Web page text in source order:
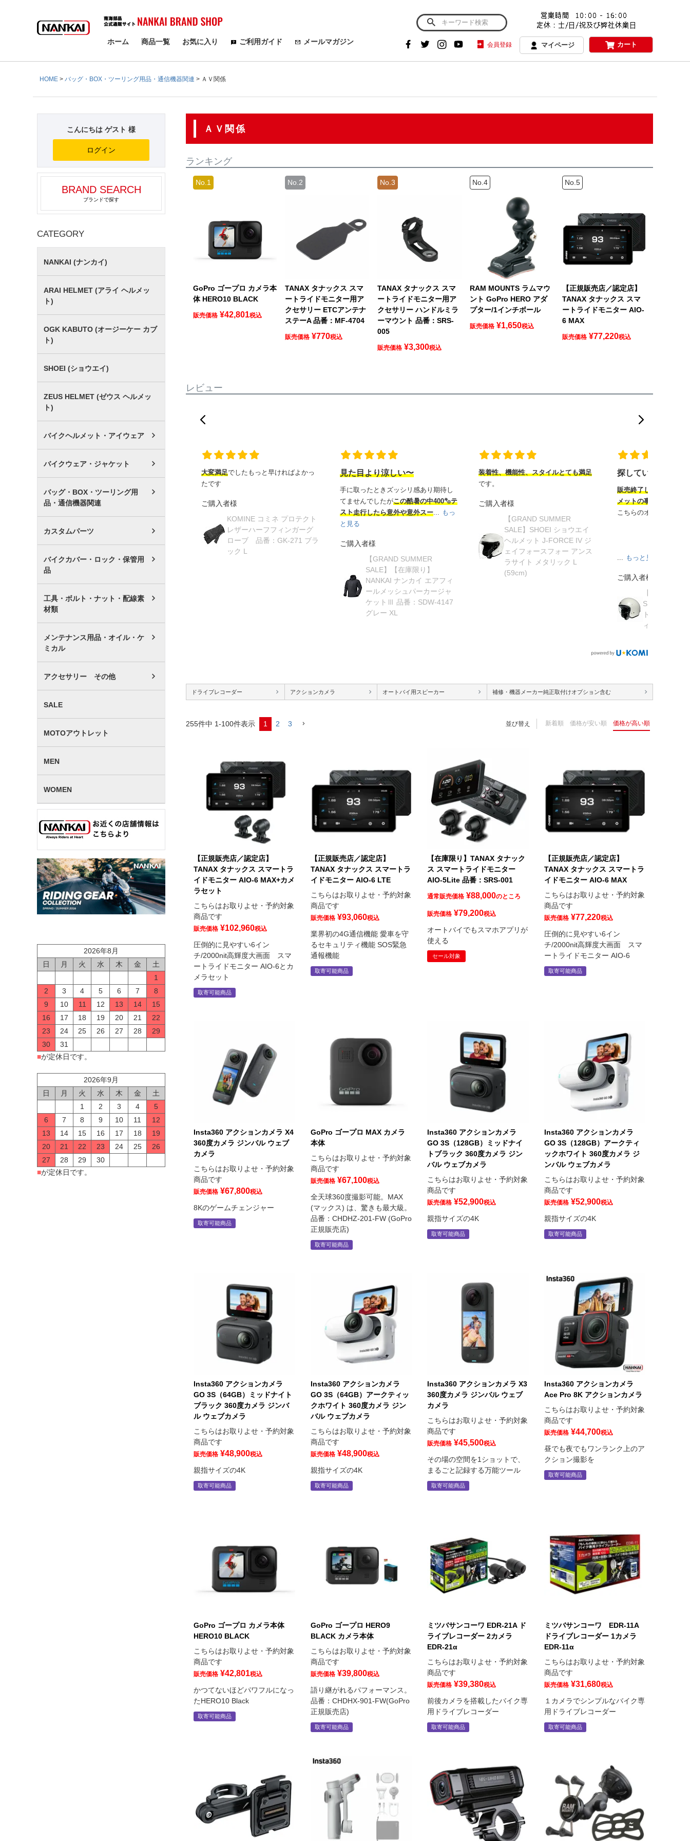
検索
ホーム 商品一覧 お気に入り ご利用ガイド メールマガジン 会員登録 マイページ カート
HOME バッグ・BOX・ツーリング用品・通信機器関連 ＡＶ関係
こんにちは ゲスト 様
ログイン
BRAND SEARCH
ブランドで探す
CATEGORY
NANKAI (ナンカイ)
ARAI HELMET (アライ ヘルメッ
ト)
OGK KABUTO (オージーケー カブ
ト)
SHOEI (ショウエイ)
ZEUS HELMET (ゼウス ヘルメッ
ト)
バイクヘルメット・アイウェア
バイクウェア・ジャケット
バッグ・BOX・ツーリング用
品・通信機器関連
カスタムパーツ
バイクカバー・ロック・保管用
品
工具・ボルト・ナット・配線素
材類
メンテナンス用品・オイル・ケ
ミカル
アクセサリー その他
SALE
MOTOアウトレット
MEN
WOMEN
2026年8月
日
月 火 水 木 金
土
1
2
3 4 5 6 7
8
9
10 11 12 13 14
15
16
17 18 19 20 21
22
23
24 25 26 27 28
29
30
31
■が定休日です。
2026年9月
日
月 火 水 木 金
土
1
2 3 4
5
6
7 8 9 10 11
12
13
14 15 16 17 18
19
20
21 22 23 24 25
26
27
28 29
30
■が定休日です。
ＡＶ関係
ランキング
GoPro ゴープロ カメラ本
体 HERO10 BLACK
販売価格 ¥42,801税込
TANAX タナックス スマ
ートライドモニター用ア
クセサリー ETCアンテナ
ステーA 品番：MF-4704
販売価格 ¥770税込
TANAX タナックス スマ
ートライドモニター用ア
クセサリー ハンドルミラ
ーマウント 品番：SRS-
005
販売価格 ¥3,300税込
RAM MOUNTS ラムマウ
ント GoPro HERO アダ
プター/1インチボール
販売価格 ¥1,650税込
【正規販売店／認定店】
TANAX タナックス スマ
ートライドモニター AIO-
6 MAX
販売価格 ¥77,220税込
レビュー
大変満足でしたもっと早ければよかっ
たです
ご購入者様
KOMINE コミネ プロテクト
レザーハーフフィンガーグ
ローブ 品番：GK-271 ブラ
ック L
見た目より涼しい〜
手に取ったときズッシリ感あり期待し
てませんでしたがこの酷暑の中400㌔テ
スト走行したら意外や意外スー
もっ
と見る
ご購入者様
【GRAND SUMMER
SALE】【在庫限り】
NANKAI ナンカイ エアフィ
ールメッシュパーカージャ
ケットⅢ 品番：SDW-4147
グレー XL
装着性、機能性、スタイルとても満足
です。
ご購入者様
【GRAND SUMMER
SALE】SHOEI ショウエイ
ヘルメット J-FORCE IV ジ
ェイフォースフォー アンス
ラサイト メタリック L
(59cm)
探していたヘルメ
販売終了してから半年
メットの事を知り探し
こちらのオンラインサ
もっと見る
ご購入者様
SHOEI ショ
ト J・O ジェ
ィッシュグリ
ドライブレコーダー アクションカメラ オートバイ用スピーカー 補修・機器メーカー純正取付けオプション含む
並び替え 新着順 価格が安い順 価格が高い順
255件中 1-100件表示 1 2 3
【正規販売店／認定店】
TANAX タナックス スマートラ
イドモニター AIO-6 MAX+カメ
ラセット
こちらはお取りよせ・予約対象
商品です
販売価格 ¥102,960税込
圧倒的に見やすい6イン
チ/2000nit高輝度大画面 スマ
ートライドモニター AIO-6とカ
メラセット
取寄可能商品
【正規販売店／認定店】
TANAX タナックス スマートラ
イドモニター AIO-6 LTE
こちらはお取りよせ・予約対象
商品です
販売価格 ¥93,060税込
業界初の4G通信機能 愛車を守
るセキュリティ機能 SOS緊急
通報機能
取寄可能商品
【在庫限り】TANAX タナック
ス スマートライドモニター
AIO-5Lite 品番：SRS-001
通常販売価格 ¥88,000のところ
販売価格 ¥79,200税込
オートバイでもスマホアプリが
使える
セール対象
【正規販売店／認定店】
TANAX タナックス スマートラ
イドモニター AIO-6 MAX
こちらはお取りよせ・予約対象
商品です
販売価格 ¥77,220税込
圧倒的に見やすい6イン
チ/2000nit高輝度大画面 スマ
ートライドモニター AIO-6
取寄可能商品
Insta360 アクションカメラ X4
360度カメラ ジンバル ウェブ
カメラ
こちらはお取りよせ・予約対象
商品です
販売価格 ¥67,800税込
8Kのゲームチェンジャー
取寄可能商品
GoPro ゴープロ MAX カメラ
本体
こちらはお取りよせ・予約対象
商品です
販売価格 ¥67,100税込
全天球360度撮影可能。MAX
(マックス) は、驚きも最大級。
品番：CHDHZ-201-FW (GoPro
正規販売店)
取寄可能商品
Insta360 アクションカメラ
GO 3S（128GB）ミッドナイ
トブラック 360度カメラ ジン
バル ウェブカメラ
こちらはお取りよせ・予約対象
商品です
販売価格 ¥52,900税込
親指サイズの4K
取寄可能商品
Insta360 アクションカメラ
GO 3S（128GB）アークティ
ックホワイト 360度カメラ ジ
ンバル ウェブカメラ
こちらはお取りよせ・予約対象
商品です
販売価格 ¥52,900税込
親指サイズの4K
取寄可能商品
Insta360 アクションカメラ
GO 3S（64GB）ミッドナイト
ブラック 360度カメラ ジンバ
ル ウェブカメラ
こちらはお取りよせ・予約対象
商品です
販売価格 ¥48,900税込
親指サイズの4K
取寄可能商品
Insta360 アクションカメラ
GO 3S（64GB）アークティッ
クホワイト 360度カメラ ジン
バル ウェブカメラ
こちらはお取りよせ・予約対象
商品です
販売価格 ¥48,900税込
親指サイズの4K
取寄可能商品
Insta360 アクションカメラ X3
360度カメラ ジンバル ウェブ
カメラ
こちらはお取りよせ・予約対象
商品です
販売価格 ¥45,500税込
その場の空間を1ショットで、
まるごと記録する万能ツール
取寄可能商品
Insta360 アクションカメラ
Ace Pro 8K アクションカメラ
こちらはお取りよせ・予約対象
商品です
販売価格 ¥44,700税込
昼でも夜でもワンランク上のア
クション撮影を
取寄可能商品
GoPro ゴープロ カメラ本体
HERO10 BLACK
こちらはお取りよせ・予約対象
商品です
販売価格 ¥42,801税込
かつてないほどパワフルになっ
たHERO10 Black
取寄可能商品
GoPro ゴープロ HERO9
BLACK カメラ本体
こちらはお取りよせ・予約対象
商品です
販売価格 ¥39,800税込
語り継がれるパフォーマンス。
品番：CHDHX-901-FW(GoPro
正規販売店)
取寄可能商品
ミツバサンコーワ EDR-21A ド
ライブレコーダー 2カメラ
EDR-21α
こちらはお取りよせ・予約対象
商品です
販売価格 ¥39,380税込
前後カメラを搭載したバイク専
用ドライブレコーダー
取寄可能商品
ミツバサンコーワ EDR-11A
ドライブレコーダー 1カメラ
EDR-11α
こちらはお取りよせ・予約対象
商品です
販売価格 ¥31,680税込
１カメラでシンプルなバイク専
用ドライブレコーダー
取寄可能商品